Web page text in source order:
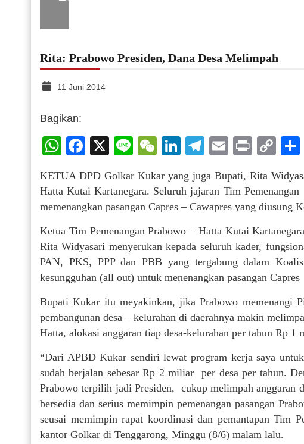
Rita: Prabowo Presiden, Dana Desa Melimpah
11 Juni 2014
Bagikan:
WhatsApp
Facebook
X LineWeChat
LinkedIn
Telegram
EmailPrint
KETUA DPD Golkar Kukar yang juga Bupati, Rita
Hatta Kutai Kartanegara. Seluruh jajaran Tim
memenangkan pasangan Capres – Cawapres yang diusung
Ketua Tim Pemenangan Prabowo – Hatta Kutai
Rita Widyasari menyerukan kepada seluruh kader,
PAN, PKS, PPP dan PBB yang tergabung dalam
kesungguhan (all out) untuk menenangkan pasangan
Bupati Kukar itu meyakinkan, jika Prabowo memenangi
pembangunan desa – kelurahan di daerahnya makin
Hatta, alokasi anggaran tiap desa-kelurahan per tahun Rp 1
“Dari APBD Kukar sendiri lewat program kerja saya
sudah berjalan sebesar Rp 2 miliar per desa per tahun.
Prabowo terpilih jadi Presiden, cukup melimpah anggaran
bersedia dan serius memimpin pemenangan pasangan
seusai memimpin rapat koordinasi dan pemantapan Tim
kantor Golkar di Tenggarong, Minggu (8/6) malam lalu.